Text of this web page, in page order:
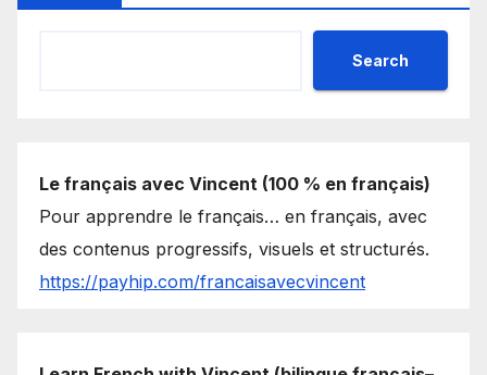
Search
Le français avec Vincent (100 % en français)
Pour apprendre le français… en français, avec
des contenus progressifs, visuels et structurés.
https://payhip.com/francaisavecvincent